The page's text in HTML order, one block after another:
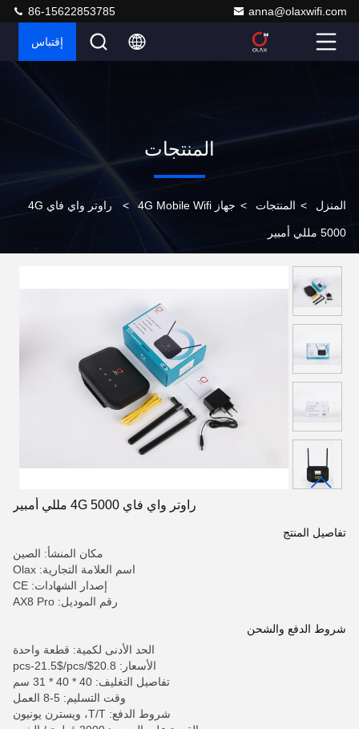
anna@olaxwifi.com
86-15622853785
إقتباس
المنتجات
المنزل > المنتجات > جهاز 4G Mobile Wifi > راوتر واي فاي 4G
5000 مللي أمبير
راوتر واي فاي 4G 5000 مللي أمبير
تفاصيل المنتج
مكان المنشأ: الصين
اسم العلامة التجارية: Olax
إصدار الشهادات: CE
رقم الموديل: AX8 Pro
شروط الدفع والشحن
الحد الأدنى لكمية: قطعة واحدة
الأسعار: 20.8$/pcs-21.5$/pcs
تفاصيل التغليف: 40 * 40 * 31 سم
وقت التسليم: 5-8 العمل
شروط الدفع: T/T، ويسترن يونيون